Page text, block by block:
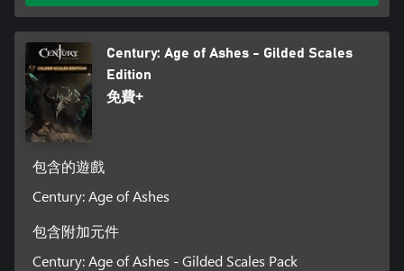
Century: Age of Ashes - Gilded Scales
Edition
免費+
包含的遊戲
Century: Age of Ashes
包含附加元件
Century: Age of Ashes - Gilded Scales Pack